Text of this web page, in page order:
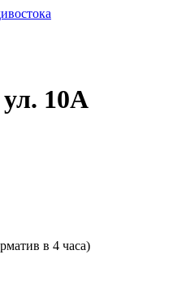
10А
в 4 часа)